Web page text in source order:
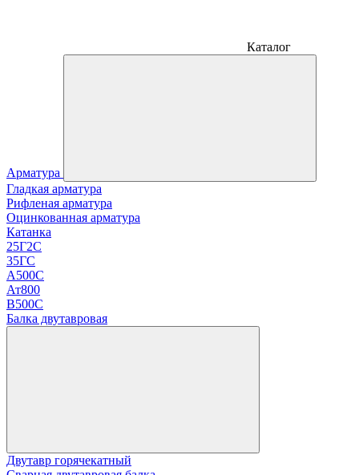
Каталог
Арматура
Гладкая арматура
Рифленая арматура
Оцинкованная арматура
Катанка
25Г2С
35ГС
А500С
Ат800
В500С
Балка двутавровая
Двутавр горячекатный